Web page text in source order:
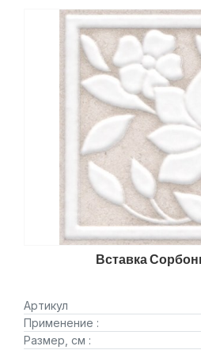
Вставка
Артикул
Применение :
Размер, см :